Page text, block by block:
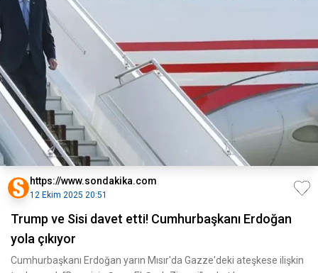
https://www.sondakika.com
12 Ekim 2025 20:51
Trump ve Sisi davet etti! Cumhurbaşkanı Erdoğan
yola çıkıyor
Cumhurbaşkanı Erdoğan yarın Mısır'da Gazze'deki ateşkese ilişkin